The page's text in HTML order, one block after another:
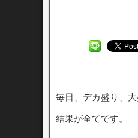
毎日、デカ盛り、
結果が全てです。